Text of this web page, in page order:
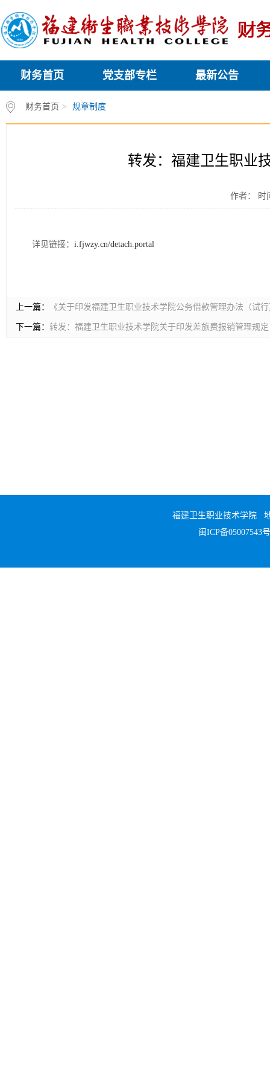
财务首页 党支部专栏 最新公告
财务首页 > 规章制度
转发：福建卫生职业
作者： 时
详见链接： i.fjwzy.cn/detach.portal
上一篇： 《关于印发福建卫生职业技术学院公务借款管理办法（试
下一篇： 转发：福建卫生职业技术学院关于印发差旅费报销管理规定
福建卫生职业技术学院
闽ICP备05007543号